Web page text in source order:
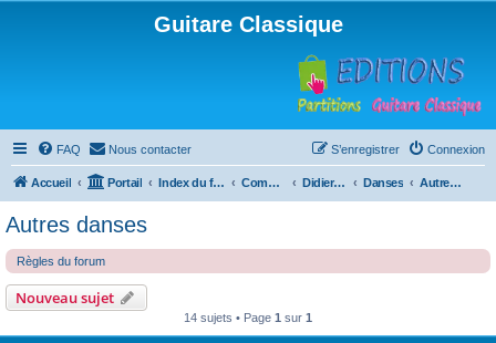
Guitare Classique
FAQ Nous contacter Connexion
S’enregistrer
Accueil Portail Index du forum Compositions Didierland Danses Autres danses
Autres danses
Règles du forum
Nouveau sujet
14 sujets • Page 1 sur 1